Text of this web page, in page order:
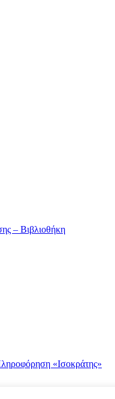
– Βιβλιοθήκη
«Ισοκράτης»